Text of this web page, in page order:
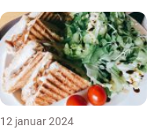
12 januar 2024